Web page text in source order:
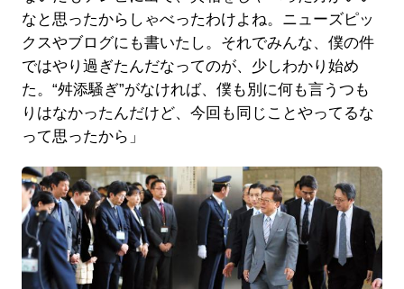
なと思ったからしゃべったわけよね。ニューズピッ
クスやブログにも書いたし。それでみんな、僕の件
ではやり過ぎたんだなってのが、少しわかり始め
た。“舛添騒ぎ”がなければ、僕も別に何も言うつも
りはなかったんだけど、今回も同じことやってるな
って思ったから」